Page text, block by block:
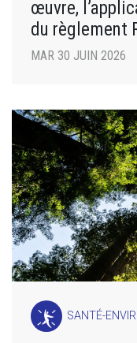
œuvre,
du règlement
MAR 30 JUIN 2026
SANTÉ-